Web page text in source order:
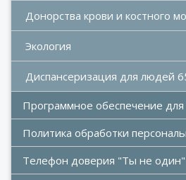
Донорства крови и костного
Экология
Диспансеризация для людей
Программное обеспечение для
Политика обработки
Телефон доверия "Ты не один"